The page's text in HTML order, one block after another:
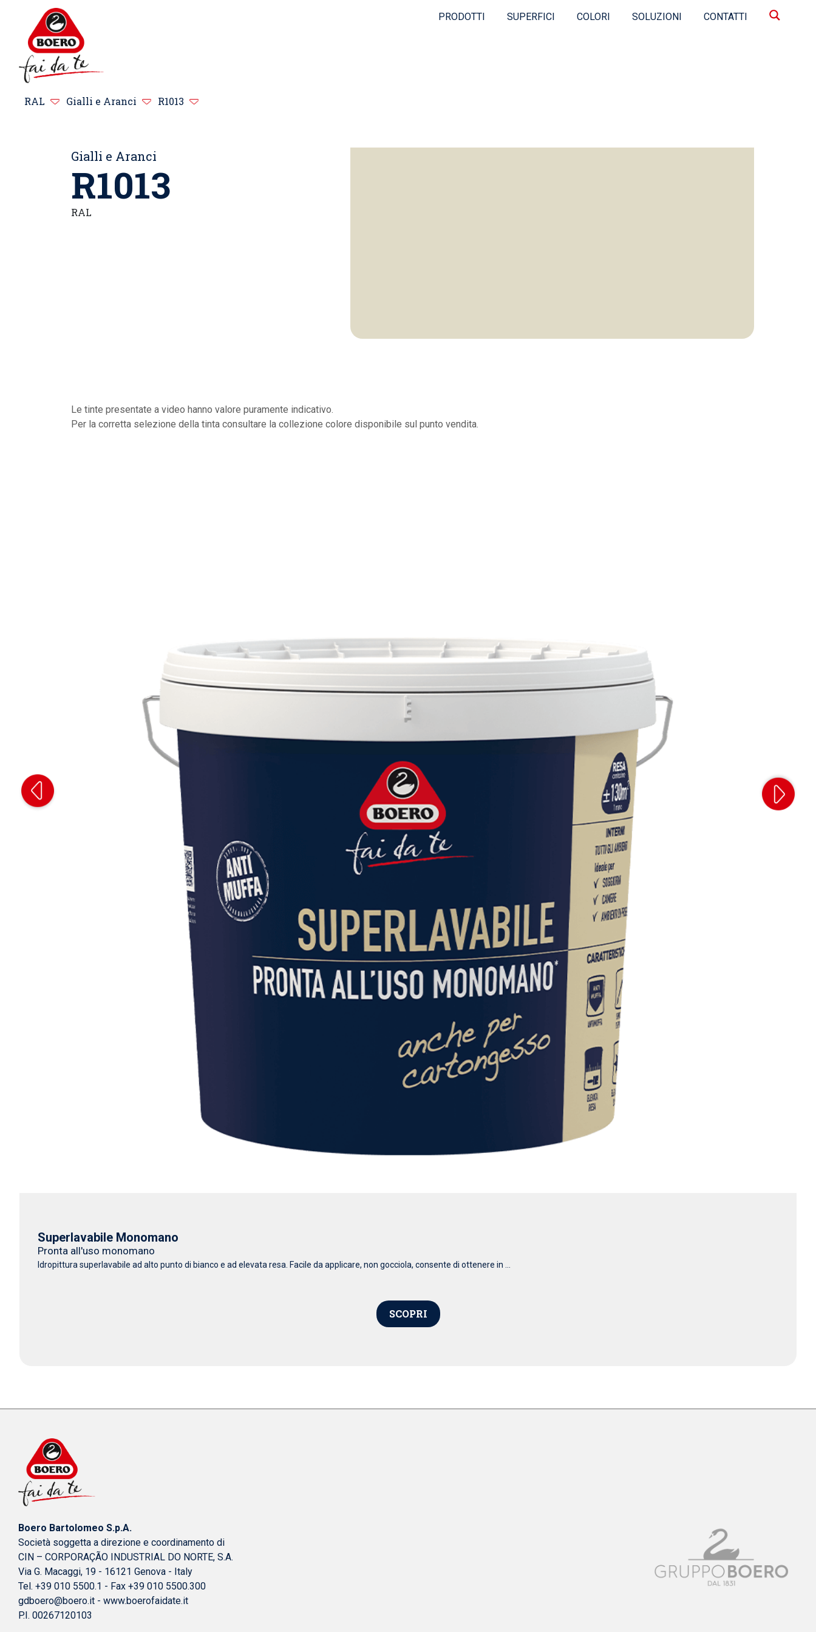
PRODOTTI SUPERFICI COLORI SOLUZIONI CONTATTI
RAL Gialli e Aranci R1013
Gialli e Aranci
R1013
RAL
Le tinte presentate a video hanno valore puramente indicativo.
Per la corretta selezione della tinta consultare la collezione colore disponibile sul punto vendita.
Superlavabile Monomano
Pronta all'uso monomano
Idropittura superlavabile ad alto punto di bianco e ad elevata resa. Facile da applicare, non gocciola, consente di ottenere in ...
SCOPRI
Boero Bartolomeo S.p.A.
Società soggetta a direzione e coordinamento di
CIN – CORPORAÇÃO INDUSTRIAL DO NORTE, S.A.
Via G. Macaggi, 19 - 16121 Genova - Italy
Tel. +39 010 5500.1 - Fax +39 010 5500.300
gdboero@boero.it - www.boerofaidate.it
P.I. 00267120103